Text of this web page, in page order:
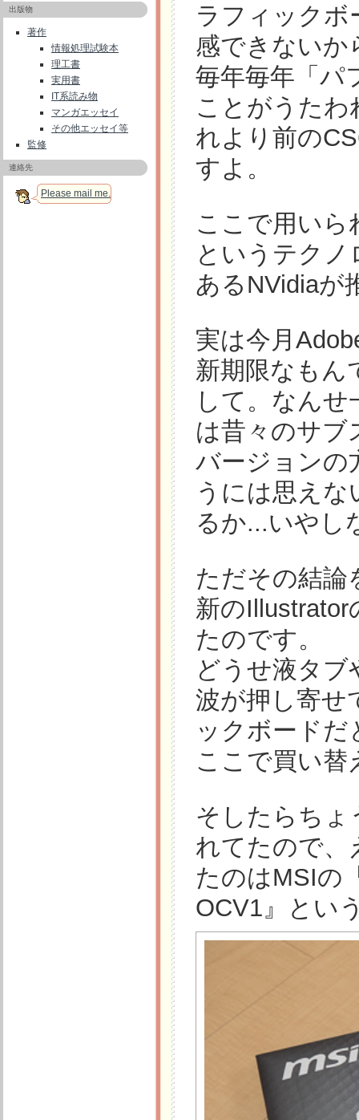
出版物
著作
情報処理試験本
理工書
実用書
IT系読み物
マンガエッセイ
その他エッセイ等
監修
連絡先
Please mail me.
ラフィックボ
感できないか
毎年毎年「パ
ことがうた
れより前の
すよ。
ここで用いら
というテク
あるNVidiaが
実は今月
新期限なもん
して。なん
は昔々のサブ
バージョンの
うには思えな
るか...いやし
ただその結論
新の
たのです。
どうせ液タ
波が押し寄せ
ックボード
ここで買い替
そしたらちょ
れてたので、
たのはMSIの
OCV1』とい